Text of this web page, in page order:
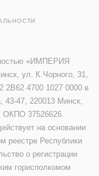
«ИМПЕРИЯ
ул. К.Чорного, 31,
2B62 4700 1027 0000 в
47, 220013 Минск,
ОКПО 37526626.
на основании
реестре Республики
о регистрации
горисполкомом